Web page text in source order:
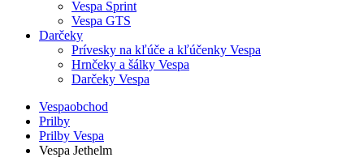
Vespa Sprint
Vespa GTS
Darčeky
Prívesky na kľúče a kľúčenky Vespa
Hrnčeky a šálky Vespa
Darčeky Vespa
Vespaobchod
Prilby
Prilby Vespa
Vespa Jethelm